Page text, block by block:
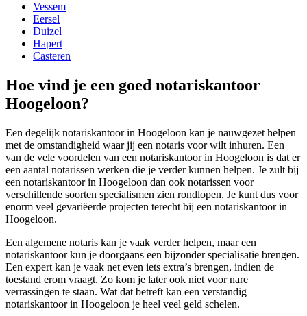
Vessem
Eersel
Duizel
Hapert
Casteren
Hoe vind je een goed notariskantoor
Hoogeloon?
Een degelijk notariskantoor in Hoogeloon kan je nauwgezet helpen
met de omstandigheid waar jij een notaris voor wilt inhuren. Een
van de vele voordelen van een notariskantoor in Hoogeloon is dat er
een aantal notarissen werken die je verder kunnen helpen. Je zult bij
een notariskantoor in Hoogeloon dan ook notarissen voor
verschillende soorten specialismen zien rondlopen. Je kunt dus voor
enorm veel gevariëerde projecten terecht bij een notariskantoor in
Hoogeloon.
Een algemene notaris kan je vaak verder helpen, maar een
notariskantoor kun je doorgaans een bijzonder specialisatie brengen.
Een expert kan je vaak net even iets extra’s brengen, indien de
toestand erom vraagt. Zo kom je later ook niet voor nare
verrassingen te staan. Wat dat betreft kan een verstandig
notariskantoor in Hoogeloon je heel veel geld schelen.